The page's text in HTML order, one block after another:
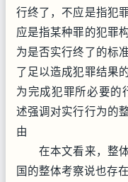
行终了，不应是指犯
应是指某种罪的犯罪
为是否实行终了的标
了足以造成犯罪结果
为完成犯罪所必要的
述强调对实行行为的
由
在本文看来，整体
国的整体考察说也存在